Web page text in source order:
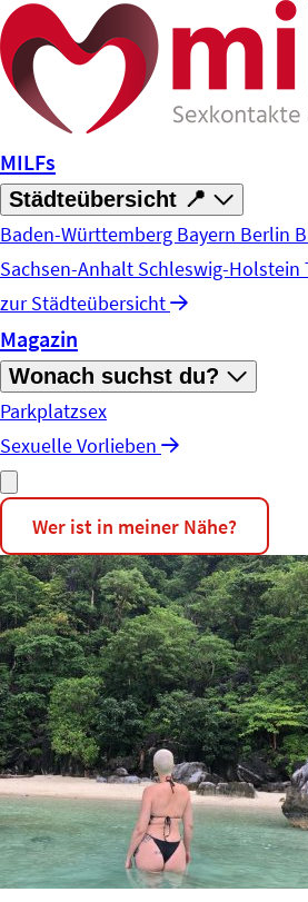
Zum Hauptinhalt springen
MILFs
Städteübersicht 📍
Baden-Württemberg Bayern Berlin
Sachsen-Anhalt Schleswig-Holstein
zur Städteübersicht
Magazin
Wonach suchst du?
Parkplatzsex
Sexuelle Vorlieben
Wer ist in meiner Nähe?